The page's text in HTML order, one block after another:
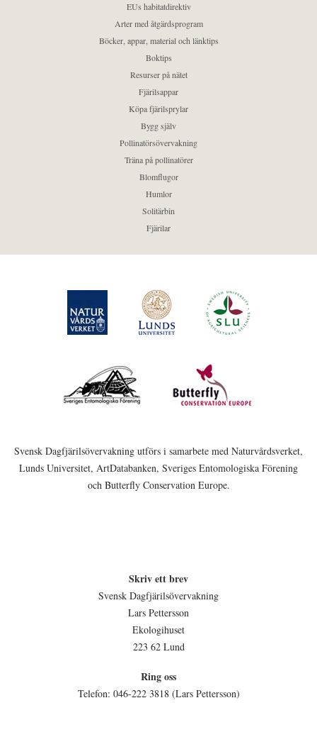
EUs habitatdirektiv
Arter med åtgärdsprogram
Böcker, appar, material och länktips
Boktips
Resurser på nätet
Fjärilsappar
Köpa fjärilsprylar
Bygg själv
Pollinatörsövervakning
Träna på pollinatörer
Blomflugor
Humlor
Solitärbin
Fjärilar
Svensk Dagfjärilsövervakning utförs i samarbete med Naturvårdsverket,
Lunds Universitet, ArtDatabanken, Sveriges Entomologiska Förening
och Butterfly Conservation Europe.
Skriv ett brev
Svensk Dagfjärilsövervakning
Lars Pettersson
Ekologihuset
223 62 Lund
Ring oss
Telefon: 046-222 3818 (Lars Pettersson)